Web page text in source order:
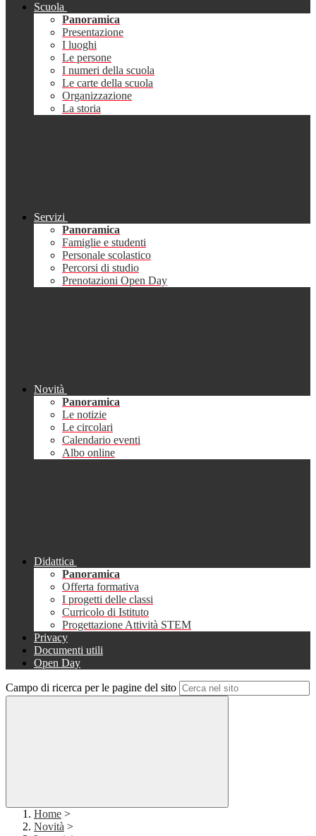
Scuola
Panoramica
Presentazione
I luoghi
Le persone
I numeri della scuola
Le carte della scuola
Organizzazione
La storia
Servizi
Panoramica
Famiglie e studenti
Personale scolastico
Percorsi di studio
Prenotazioni Open Day
Novità
Panoramica
Le notizie
Le circolari
Calendario eventi
Albo online
Didattica
Panoramica
Offerta formativa
I progetti delle classi
Curricolo di Istituto
Progettazione Attività STEM
Privacy
Documenti utili
Open Day
Campo di ricerca per le pagine del sito
Home >
Novità >